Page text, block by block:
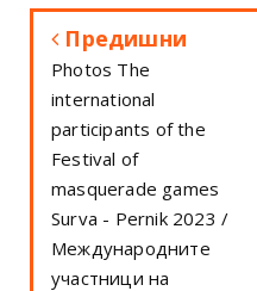
Предишни
Photos The
international
participants of the
Festival of
masquerade games
Surva - Pernik 2023 /
Международните
участници на